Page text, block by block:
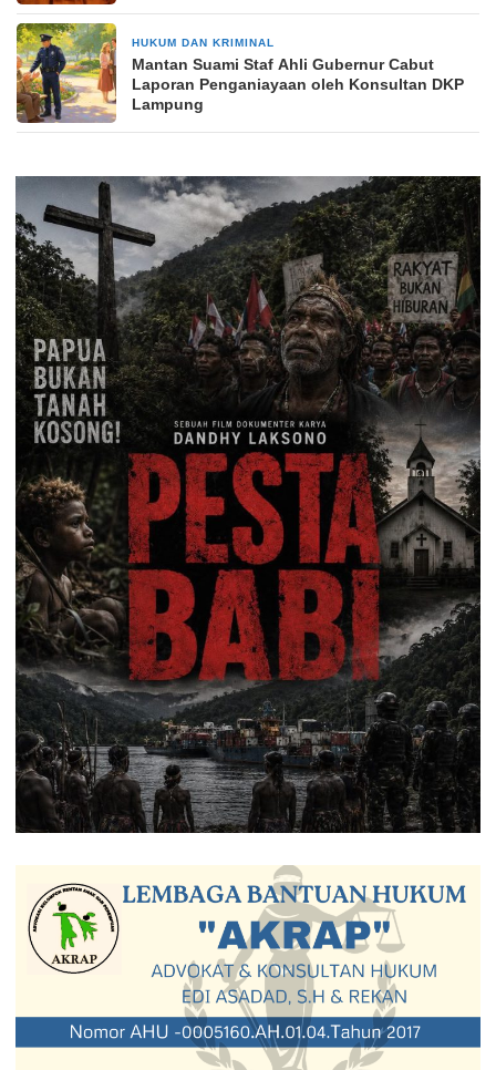
HUKUM DAN KRIMINAL
Mantan Suami Staf Ahli Gubernur Cabut
Laporan Penganiayaan oleh Konsultan DKP
Lampung